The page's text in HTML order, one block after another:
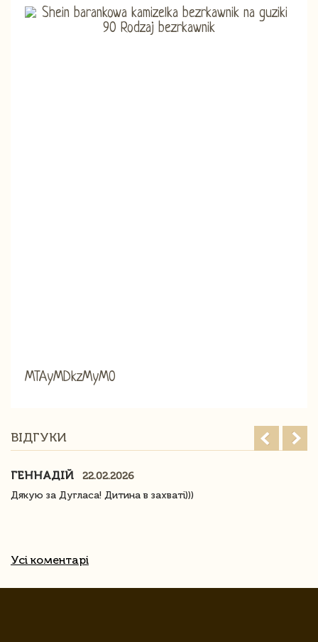
MTAyMDkzMyM0
ВІДГУКИ
ГЕННАДІЙ
22.02.2026
Дякую за Дугласа! Дитина в захваті)))
Усі коментарі